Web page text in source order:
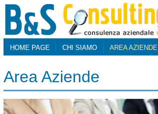
HOME PAGE CHI SIAMO AREA AZIENDE
Area Aziende